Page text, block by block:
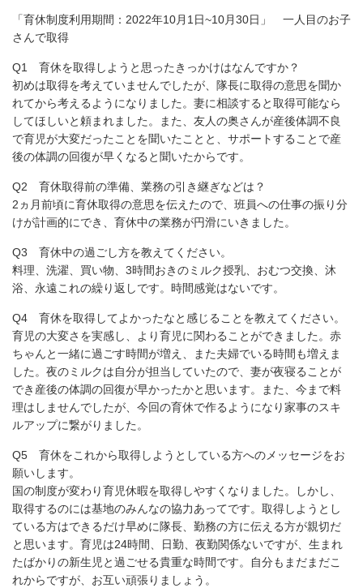
「育休制度利用期間：2022年10月1日~10月30日」 一人目のお子
さんで取得
Q1 育休を取得しようと思ったきっかけはなんですか？
初めは取得を考えていませんでしたが、隊長に取得の意思を聞か
れてから考えるようになりました。妻に相談すると取得可能なら
してほしいと頼まれました。また、友人の奥さんが産後体調不良
で育児が大変だったことを聞いたことと、サポートすることで産
後の体調の回復が早くなると聞いたからです。
Q2 育休取得前の準備、業務の引き継ぎなどは？
2ヵ月前頃に育休取得の意思を伝えたので、班員への仕事の振り分
けが計画的にでき、育休中の業務が円滑にいきました。
Q3 育休中の過ごし方を教えてください。
料理、洗濯、買い物、3時間おきのミルク授乳、おむつ交換、沐
浴、永遠これの繰り返しです。時間感覚はないです。
Q4 育休を取得してよかったなと感じることを教えてください。
育児の大変さを実感し、より育児に関わることができました。赤
ちゃんと一緒に過ごす時間が増え、また夫婦でいる時間も増えま
した。夜のミルクは自分が担当していたので、妻が夜寝ることが
でき産後の体調の回復が早かったかと思います。また、今まで料
理はしませんでしたが、今回の育休で作るようになり家事のスキ
ルアップに繋がりました。
Q5 育休をこれから取得しようとしている方へのメッセージをお
願いします。
国の制度が変わり育児休暇を取得しやすくなりました。しかし、
取得するのには基地のみんなの協力あってです。取得しようとし
ている方はできるだけ早めに隊長、勤務の方に伝える方が親切だ
と思います。育児は24時間、日勤、夜勤関係ないですが、生まれ
たばかりの新生児と過ごせる貴重な時間です。自分もまだまだこ
れからですが、お互い頑張りましょう。